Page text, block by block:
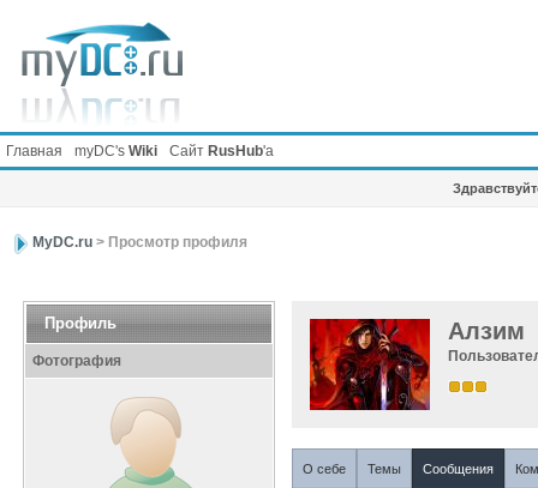
Главная myDC's Wiki Сайт RusHub'а
MyDC.ru> Просмотр профиля
Профиль
Фотография
Aлзим
О себе Темы Сообщения